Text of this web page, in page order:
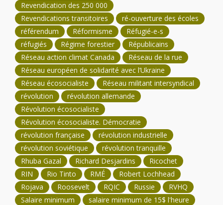
Revendication des 250 000
Revendications transitoires
ré-ouverture des écoles
référendum
Réformisme
Réfugié-e-s
réfugiés
Régime forestier
Républicains
Réseau action climat Canada
Réseau de la rue
Réseau européen de solidarité avec l’Ukraine
Réseau écosocialiste
Réseau militant intersyndical
révolution
révolution allemande
Révolution écosocialiste
Révolution écosocialiste. Démocratie
révolution française
révolution industrielle
révolution soviétique
révolution tranquille
Rhuba Gazal
Richard Desjardins
Ricochet
RIN
Rio Tinto RMÉ
Robert Lochhead
Rojava
Roosevelt RQIC Russie
RVHQ
Salaire minimum
salaire minimum de 15$ l'heure